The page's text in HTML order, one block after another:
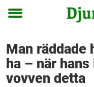
Toggle
Man räddade
ha – när
vovven detta